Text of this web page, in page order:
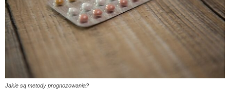
Jakie są metody prognozowania?